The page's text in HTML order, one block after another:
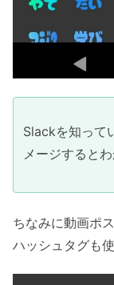
Slackを知って
メージすると
ちなみに動画ポ
ハッシュタグも使